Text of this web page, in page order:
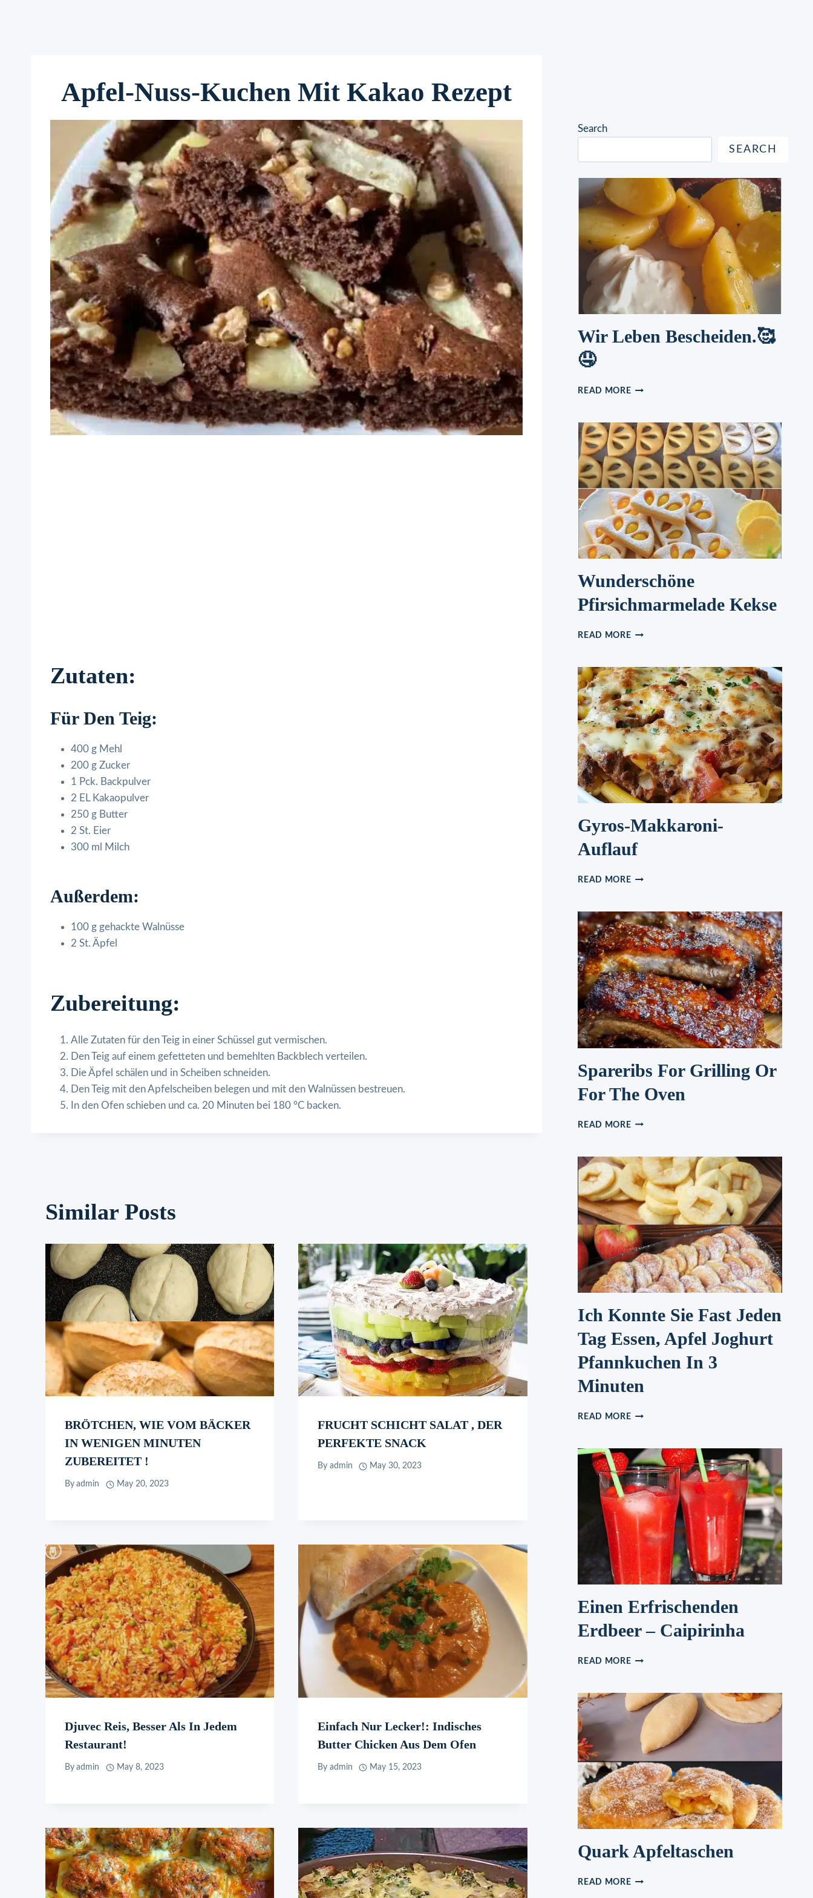
Apfel-Nuss-Kuchen Mit Kakao Rezept
Zutaten:
Für Den Teig:
400 g Mehl
200 g Zucker
1 Pck. Backpulver
2 EL Kakaopulver
250 g Butter
2 St. Eier
300 ml Milch
Außerdem:
100 g gehackte Walnüsse
2 St. Äpfel
Zubereitung:
Alle Zutaten für den Teig in einer Schüssel gut vermischen.
Den Teig auf einem gefetteten und bemehlten Backblech verteilen.
Die Äpfel schälen und in Scheiben schneiden.
Den Teig mit den Apfelscheiben belegen und mit den Walnüssen bestreuen.
In den Ofen schieben und ca. 20 Minuten bei 180 °C backen.
Similar Posts
BRÖTCHEN, WIE VOM BÄCKER
IN WENIGEN MINUTEN
ZUBEREITET !
By admin May 20, 2023
FRUCHT SCHICHT SALAT , DER
PERFEKTE SNACK
By admin May 30, 2023
Djuvec Reis, Besser Als In Jedem
Restaurant!
By admin May 8, 2023
Einfach Nur Lecker!: Indisches
Butter Chicken Aus Dem Ofen
By admin May 15, 2023
Search
SEARCH
Wir Leben Bescheiden.🥰
🤤
READ MOREWIR
🥰
🤤
Wunderschöne
Pfirsichmarmelade Kekse
READ MOREWUNDERSCHÖNE
Gyros-Makkaroni-
Auflauf
READ MOREGYROS-
Spareribs For Grilling Or
For The Oven
READ MORESPARERIBS
OR
FOR
THE
OVEN
Ich Konnte Sie Fast Jeden
Tag Essen, Apfel Joghurt
Pfannkuchen In 3
Minuten
READ MOREICH
FAST
JEDEN
TAG
ESSEN,
APFEL
JOGHURT
PFANNKUCHEN
IN
MINUTEN
Einen Erfrischenden
Erdbeer – Caipirinha
READ MOREEINEN
CAIPIRINHA
Quark Apfeltaschen
READ MOREQUARK